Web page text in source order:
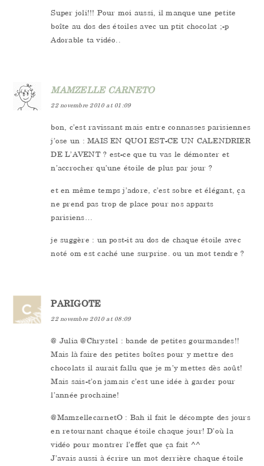
Super joli!!! Pour moi aussi, il manque une petite
boîte au dos des étoiles avec un ptit chocolat ;-p
Adorable ta vidéo..
MAMZELLE CARNETO
22 novembre 2010 at 01:09
bon, c’est ravissant mais entre connasses parisiennes
j’ose un : MAIS EN QUOI EST-CE UN CALENDRIER
DE L’AVENT ? est-ce que tu vas le démonter et
n’accrocher qu’une étoile de plus par jour ?
et en même temps j’adore, c’est sobre et élégant, ça
ne prend pas trop de place pour nos apparts
parisiens…
je suggère : un post-it au dos de chaque étoile avec
noté om est caché une surprise. ou un mot tendre ?
PARIGOTE
22 novembre 2010 at 08:09
@ Julia @Chrystel : bande de petites gourmandes!!
Mais là faire des petites boîtes pour y mettre des
chocolats il aurait fallu que je m’y mettes dès août!
Mais sais-t’on jamais c’est une idée à garder pour
l’année prochaine!
@MamzellecarnetO : Bah il fait le décompte des jours
en retournant chaque étoile chaque jour! D’où la
vidéo pour montrer l’effet que ça fait ^^
J’avais aussi à écrire un mot derrière chaque étoile